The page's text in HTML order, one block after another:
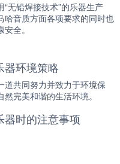
无铅焊接技术”的乐器生产
哈音质方面各项要求的同时也
全。
器环境策略
道共同努力并致力于环境保
完美和谐的生活环境。
器时的注意事项